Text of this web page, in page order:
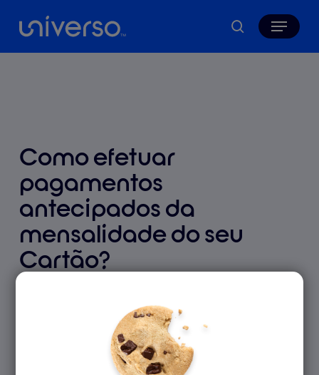
main
content
search
Menu
Como efetuar
pagamentos
antecipados da
mensalidade do seu
Cartão?
Pode fazer pagamentos livres a qualquer altura,
com o objetivo de pagar antecipadamente a sua